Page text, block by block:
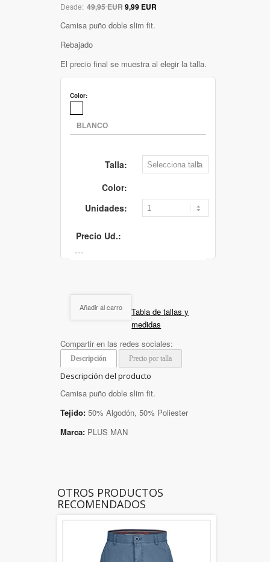
Desde: 49,95 EUR9,99 EUR
Camisa puño doble slim fit.
Rebajado
El precio final se muestra al elegir la talla.
Color:
Talla:
Color:
Unidades:
Precio Ud.:
Añadir al carro
Tabla de tallas y
medidas
Compartir en las redes sociales:
Descripción Precio por talla
Descripción del producto
Camisa puño doble slim fit.
Tejido: 50% Algodón, 50% Poliester
Marca: PLUS MAN
OTROS PRODUCTOS
RECOMENDADOS